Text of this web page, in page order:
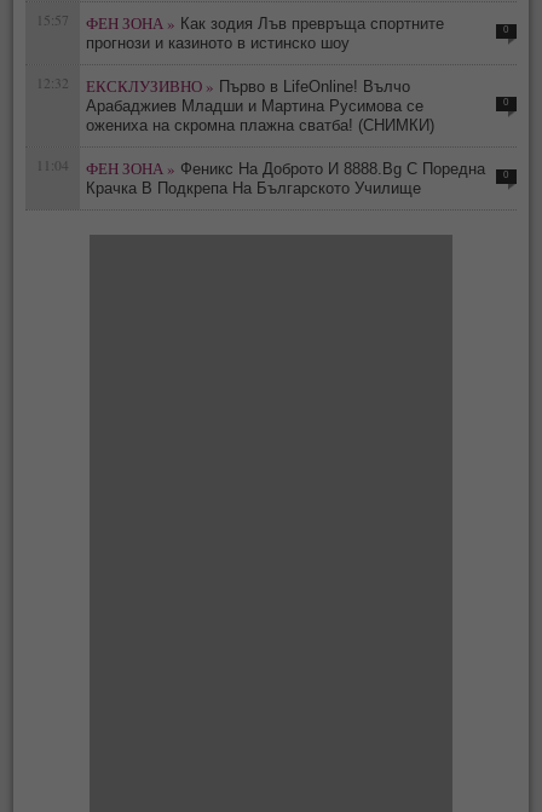
15:57 ФЕН ЗОНА » Как зодия Лъв превръща спортните
прогнози и казиното в истинско шоу
0
12:32 ЕКСКЛУЗИВНО » Първо в LifeOnline! Вълчо
Арабаджиев Младши и Мартина Русимова сe
oжениха на скромна плажна сватба! (СНИМКИ)
0
11:04 ФЕН ЗОНА » Феникс На Доброто И 8888.Bg С Поредна
Крачка В Подкрепа На Българското Училище
0